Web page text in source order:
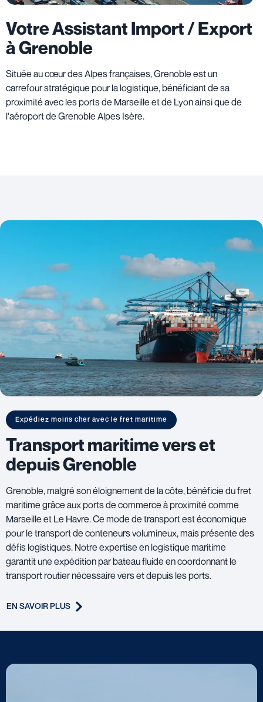
Votre Assistant Import / Export
à Grenoble
Située au cœur des Alpes françaises, Grenoble est un
carrefour stratégique pour la logistique, bénéficiant de sa
proximité avec les ports de Marseille et de Lyon ainsi que de
l'aéroport de Grenoble Alpes Isère.
Expédiez moins cher avec le fret maritime
Transport maritime vers et
depuis Grenoble
Grenoble, malgré son éloignement de la côte, bénéficie du fret
maritime grâce aux ports de commerce à proximité comme
Marseille et Le Havre. Ce mode de transport est économique
pour le transport de conteneurs volumineux, mais présente des
défis logistiques. Notre expertise en logistique maritime
garantit une expédition par bateau fluide en coordonnant le
transport routier nécessaire vers et depuis les ports.
EN SAVOIR PLUS